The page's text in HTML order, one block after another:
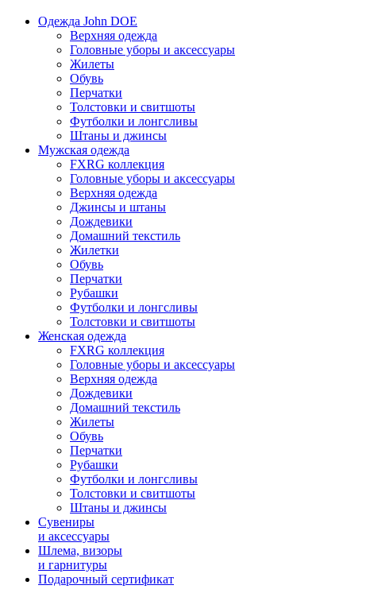
Одежда John DOE
Верхняя одежда
Головные уборы и аксессуары
Жилеты
Обувь
Перчатки
Толстовки и свитшоты
Футболки и лонгсливы
Штаны и джинсы
Мужская одежда
FXRG коллекция
Головные уборы и аксессуары
Верхняя одежда
Джинсы и штаны
Дождевики
Домашний текстиль
Жилетки
Обувь
Перчатки
Рубашки
Футболки и лонгсливы
Толстовки и свитшоты
Женская одежда
FXRG коллекция
Головные уборы и аксессуары
Верхняя одежда
Дождевики
Домашний текстиль
Жилеты
Обувь
Перчатки
Рубашки
Футболки и лонгсливы
Толстовки и свитшоты
Штаны и джинсы
Сувениры
и аксессуары
Шлема, визоры
и гарнитуры
Подарочный сертификат